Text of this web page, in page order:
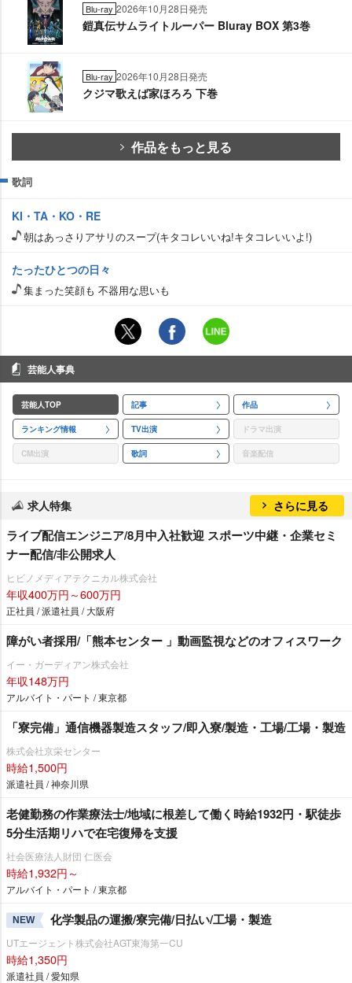
Blu-ray 2026年10月28日発売
鎧真伝サムライトルーパー Bluray BOX 第3巻
Blu-ray 2026年10月28日発売
クジマ歌えば家ほろろ 下巻
作品をもっと見る
歌詞
KI・TA・KO・RE
朝はあっさりアサリのスープ(キタコレいいね!キタコレいいよ!)
たったひとつの日々
集まった笑顔も 不器用な思いも
芸能人事典
芸能人TOP 記事 作品
ランキング情報 TV出演 ドラマ出演
CM出演 歌詞 音楽配信
求人特集 さらに見る
ライブ配信エンジニア/8月中入社歓迎 スポーツ中継・企業セミ
ナー配信/非公開求人
ヒビノメディアテクニカル株式会社
年収400万円～600万円
正社員 / 派遣社員 / 大阪府
障がい者採用/「熊本センター 」動画監視などのオフィスワーク
イー・ガーディアン株式会社
年収148万円
アルバイト・パート / 東京都
「寮完備」通信機器製造スタッフ/即入寮/製造・工場/工場・製造
株式会社京栄センター
時給1,500円
派遣社員 / 神奈川県
老健勤務の作業療法士/地域に根差して働く時給1932円・駅徒歩
5分生活期リハで在宅復帰を支援
社会医療法人財団 仁医会
時給1,932円～
アルバイト・パート / 東京都
NEW 化学製品の運搬/寮完備/日払い/工場・製造
UTエージェント株式会社AGT東海第一CU
時給1,350円
派遣社員 / 愛知県